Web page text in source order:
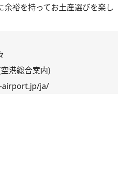
裕を持ってお土産選びを楽し
港総合案内)
airport.jp/ja/